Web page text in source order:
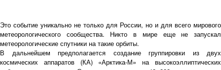
Это событие уникально не только для России, но и для всего мирового
метеорологического сообщества. Никто в мире еще не запускал
метеорологические спутники на такие орбиты.
В дальнейшем предполагается создание группировки из двух
космических аппаратов (КА) «Арктика-М» на высокоэллиптических